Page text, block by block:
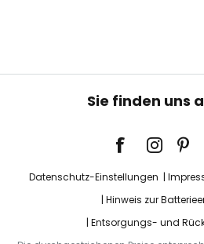
Sie finden uns
Datenschutz-Einstellungen
Hinweis zur
Entsorgungs- und